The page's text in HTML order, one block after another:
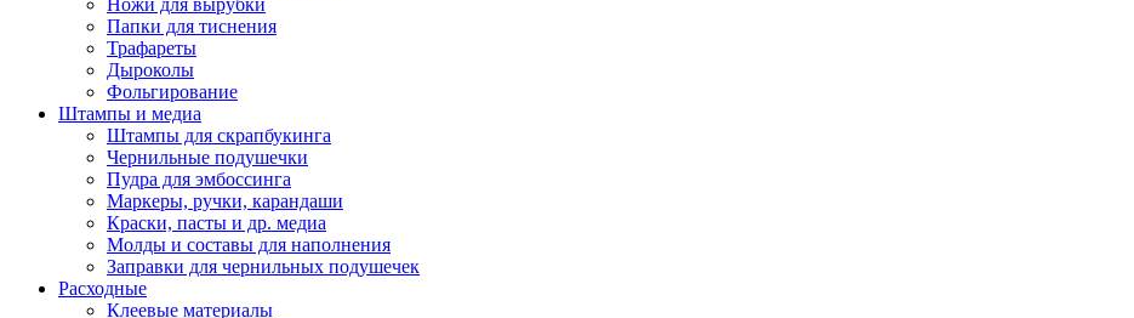
Ножи для вырубки
Папки для тиснения
Трафареты
Дыроколы
Фольгирование
Штампы и медиа
Штампы для скрапбукинга
Чернильные подушечки
Пудра для эмбоссинга
Маркеры, ручки, карандаши
Краски, пасты и др. медиа
Молды и составы для наполнения
Заправки для чернильных подушечек
Расходные
Клеевые материалы